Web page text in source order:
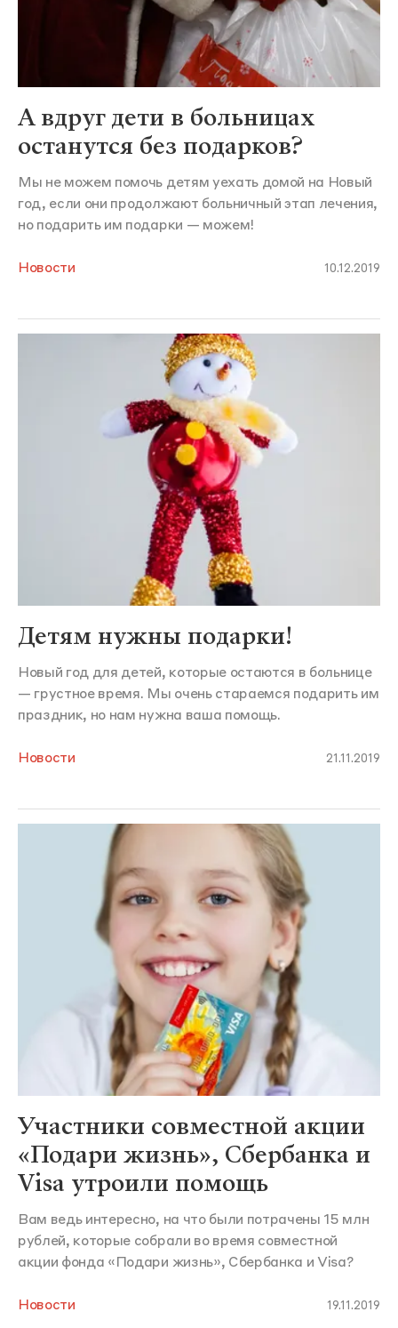
А вдруг дети в больницах
останутся без подарков?
Мы не можем помочь детям уехать домой на Новый
год, если они продолжают больничный этап лечения,
но подарить им подарки — можем!
Новости 10.12.2019
Детям нужны подарки!
Новый год для детей, которые остаются в больнице
— грустное время. Мы очень стараемся подарить им
праздник, но нам нужна ваша помощь.
Новости 21.11.2019
Участники совместной акции
«Подари жизнь», Сбербанка и
Visa утроили помощь
Вам ведь интересно, на что были потрачены 15 млн
рублей, которые собрали во время совместной
акции фонда «Подари жизнь», Сбербанка и Visa?
Новости 19.11.2019